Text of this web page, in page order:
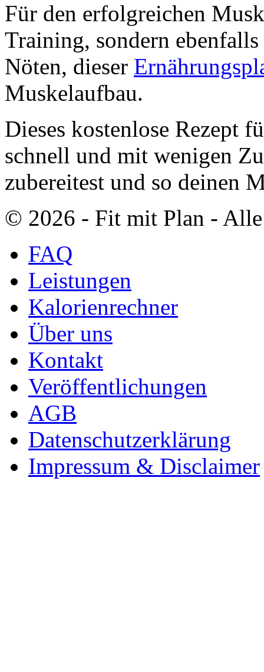
Für den erfolgreichen
Training, sondern
Nöten, dieser
Muskelaufbau.
Dieses kostenlose Rezept
schnell und mit wenigen
zubereitest und so deinen
© 2026 ‐ Fit mit Plan -
FAQ
Leistungen
Kalorienrechner
Über uns
Kontakt
Veröffentlichungen
AGB
Datenschutzerklärung
Impressum & Disclaimer